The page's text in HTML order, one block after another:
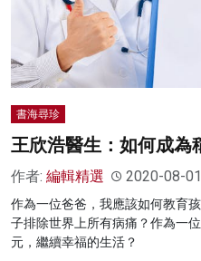
書海尋珍
王欣浩醫生：如何成為
作者: 編輯精選 2020-08-01
作為一位爸爸，我應該如何教育
子排除世界上所有病痛？作為一
元，繼續幸福的生活？